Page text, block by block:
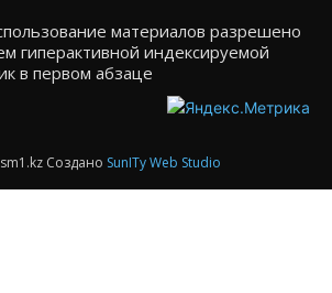
материалов разрешено
гиперактивной индексируемой
в первом абзаце
Создано SunITy Web Studio